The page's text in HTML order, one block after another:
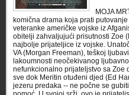
MOJA
komična drama koja prati
veteranke američke vojske iz
obitelji zahvaljujući prisutnosti Zoe
najbolje prijateljice iz vojske.
VA (Morgan Freeman), teškoj
lakoumnosti neočekivanog
nefunkcionalno prijateljstvo sa Zoe
sve dok Meritin otuđeni djed (Ed
jezeru predaka -- ne počne se